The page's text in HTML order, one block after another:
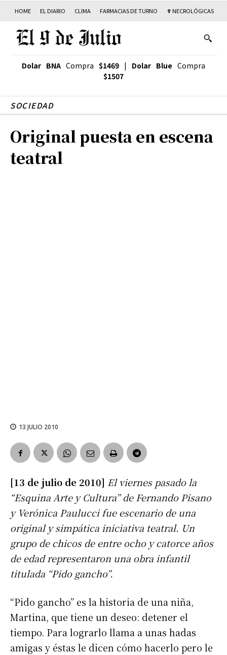
HOME EL DIARIO CLIMA FARMACIAS DE TURNO ✟ NECROLÓGICAS
Dolar BNA Compra $1469 | Dolar Blue Compra
$1507
SOCIEDAD
Original puesta en escena
teatral
13 JULIO 2010
[13 de julio de 2010] El viernes pasado la
“Esquina Arte y Cultura” de Fernando Pisano
y Verónica Paulucci fue escenario de una
original y simpática iniciativa teatral. Un
grupo de chicos de entre ocho y catorce años
de edad representaron una obra infantil
titulada “Pido gancho”.
“Pido gancho” es la historia de una niña,
Martina, que tiene un deseo: detener el
tiempo. Para lograrlo llama a unas hadas
amigas y éstas le dicen cómo hacerlo pero le